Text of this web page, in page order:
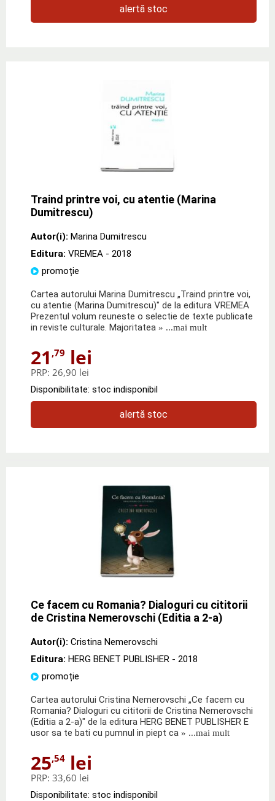
alertă stoc
Traind printre voi, cu atentie (Marina
Dumitrescu)
Autor(i): Marina Dumitrescu
Editura: VREMEA - 2018
promoție
Cartea autorului Marina Dumitrescu „Traind printre voi,
cu atentie (Marina Dumitrescu)" de la editura VREMEA
Prezentul volum reuneste o selectie de texte publicate
in reviste culturale. Majoritatea » ...mai mult
21 ,79 lei
PRP: 26,90 lei
Disponibilitate: stoc indisponibil
alertă stoc
Ce facem cu Romania? Dialoguri cu cititorii
de Cristina Nemerovschi (Editia a 2-a)
Autor(i): Cristina Nemerovschi
Editura: HERG BENET PUBLISHER - 2018
promoție
Cartea autorului Cristina Nemerovschi „Ce facem cu
Romania? Dialoguri cu cititorii de Cristina Nemerovschi
(Editia a 2-a)" de la editura HERG BENET PUBLISHER E
usor sa te bati cu pumnul in piept ca » ...mai mult
25,54 lei
PRP: 33,60 lei
Disponibilitate: stoc indisponibil